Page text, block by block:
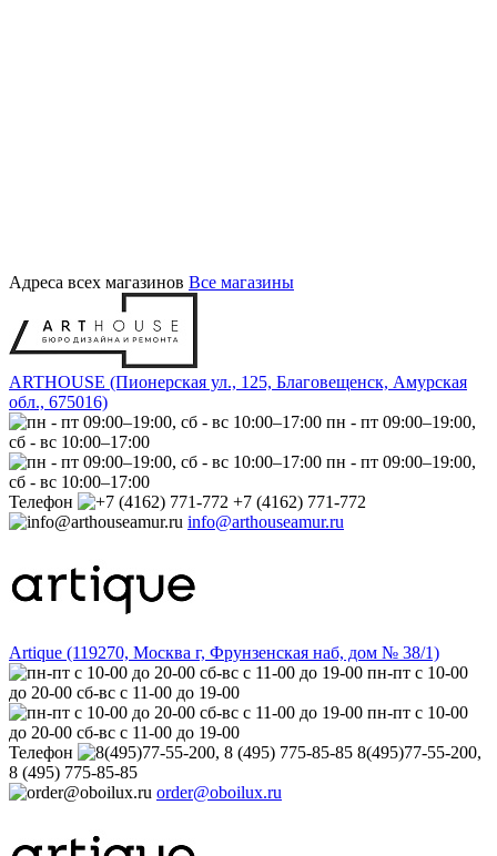
Адреса всех магазинов Все магазины
ARTHOUSE (Пионерская ул., 125, Благовещенск, Амурская
обл., 675016)
пн - пт 09:00–19:00,
сб - вс 10:00–17:00
пн - пт 09:00–19:00,
сб - вс 10:00–17:00
Телефон
+7 (4162) 771-772
info@arthouseamur.ru
Artique (119270, Москва г, Фрунзенская наб, дом № 38/1)
пн-пт с 10-00
до 20-00 сб-вс с 11-00 до 19-00
пн-пт с 10-00
до 20-00 сб-вс с 11-00 до 19-00
Телефон
8(495)77-55-200,
8 (495) 775-85-85
order@oboilux.ru